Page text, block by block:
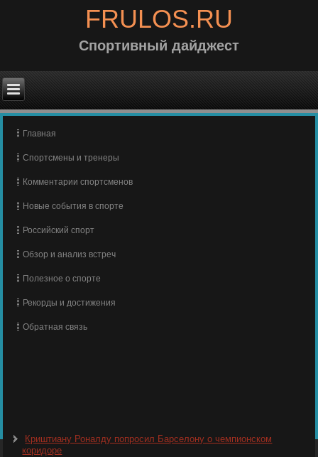
FRULOS.RU
Спортивный дайджест
Главная
Спортсмены и тренеры
Комментарии спортсменов
Новые события в спорте
Российский спорт
Обзор и анализ встреч
Полезное о спорте
Рекорды и достижения
Обратная связь
Криштиану Роналду попросил Барселону о чемпионском
коридоре